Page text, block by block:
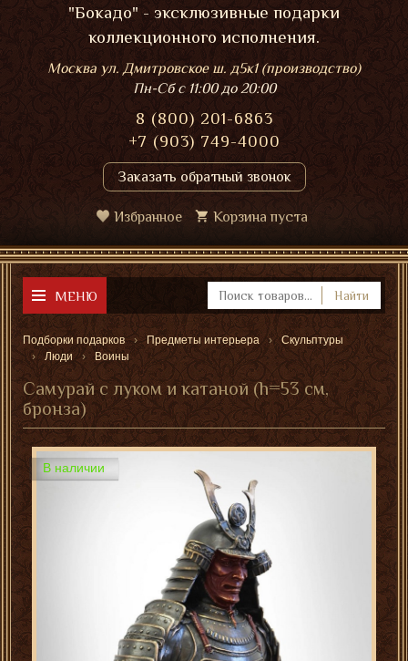
"Бокадо" - эксклюзивные подарки
коллекционного исполнения.
Москва ул. Дмитровское ш. д5к1 (производство)
Пн-Сбс 11:00 до 20:00
8 (800) 201-6863
+7 (903) 749-4000
Заказать обратный звонок
Избранное Корзина пуста
МЕНЮ Найти
Подборки подарков Предметы интерьера
Скульптуры
Люди
Воины
Самурай с луком и катаной (h=53 см,
бронза)
В наличии